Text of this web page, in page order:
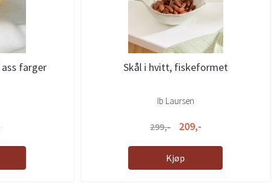
farger Skål i hvitt, fiskeformet
Ib Laursen
299,- 209,-
Kjøp